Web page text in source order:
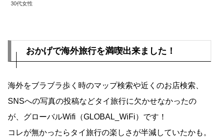
30代女性
おかげで海外旅行を満喫出来ました！
海外をブラブラ歩く時のマップ検索や近くのお店検索、
SNSへの写真の投稿などタイ旅行に欠かせなかったの
が、グローバルWifi（GLOBAL_WiFi）です！
コレが無かったらタイ旅行の楽しさが半減していたかも。